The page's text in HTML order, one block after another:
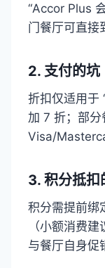
“Accor Plus
门餐厅可直接
2. 支付的坑​
折扣仅适用于
加 7 折；部
Visa/
3. 积分抵扣
积分需提前绑
（小额消费
与餐厅自身促